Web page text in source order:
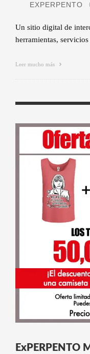
EXPERPENTO
Un sitio digital de
herramientas,
Leer mucho más
ExPERPENTO